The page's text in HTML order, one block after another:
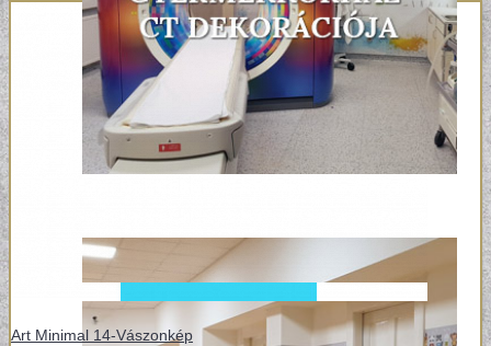
Art Minimal 14-Vászonkép